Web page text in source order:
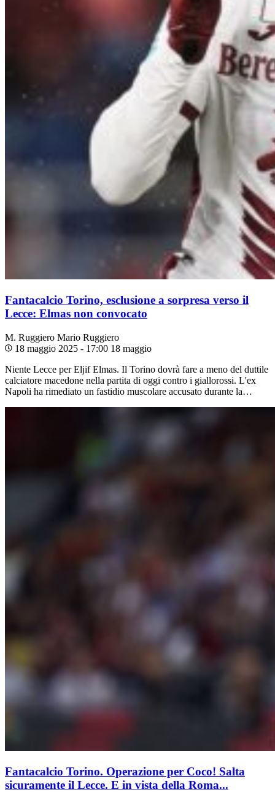
Fantacalcio Torino, esclusione a sorpresa verso il
Lecce: Elmas non convocato
M. Ruggiero Mario Ruggiero
18 maggio 2025 - 17:00 18 maggio
Niente Lecce per Eljif Elmas. Il Torino dovrà fare a meno del duttile
calciatore macedone nella partita di oggi contro i giallorossi. L'ex
Napoli ha rimediato un fastidio muscolare accusato durante la…
Fantacalcio Torino. Operazione per Coco! Salta
sicuramente il Lecce. E in vista della Roma...